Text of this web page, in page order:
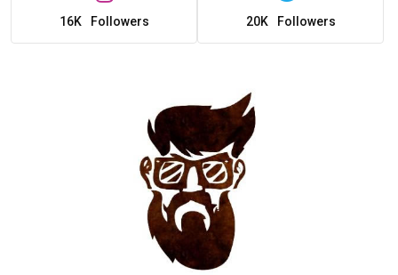
16K Followers 20K Followers